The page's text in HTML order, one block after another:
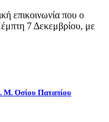
επικοινωνία που ο
7 Δεκεμβρίου, με
Μ. Οσίου Παταπίου